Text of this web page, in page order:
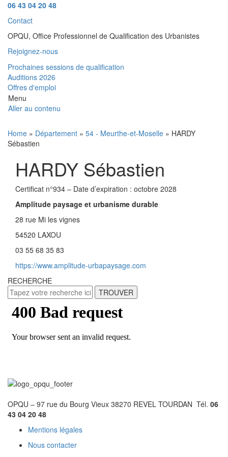
06 43 04 20 48
Contact
OPQU, Office Professionnel de Qualification des Urbanistes
Rejoignez-nous
Prochaines sessions de qualification
Auditions 2026
Offres d'emploi
Menu
Aller au contenu
Home » Département » 54 - Meurthe-et-Moselle » HARDY
Sébastien
HARDY Sébastien
Certificat n°934 – Date d’expiration : octobre 2028
Amplitude paysage et urbanisme durable
28 rue Mi les vignes
54520 LAXOU
03 55 68 35 83
https://www.amplitude-urbapaysage.com
RECHERCHE
TROUVER
OPQU – 97 rue du Bourg Vieux 38270 REVEL TOURDAN Tél. 06
43 04 20 48
Mentions légales
Nous contacter